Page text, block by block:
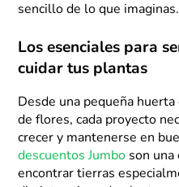
sencillo de lo que imaginas.
Los esenciales para
cuidar tus plantas
Desde una pequeña
de flores, cada proyecto
crecer y mantenerse en
descuentos Jumbo son una
encontrar tierras